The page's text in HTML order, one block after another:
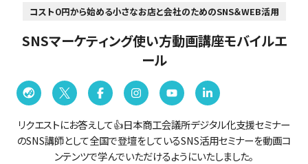
コスト０円から始める小さなお店と会社のためのSNS＆WEB活用
SNSマーケティング使い方動画講座モバイルエ
ール
リクエストにお答えして👍日本商工会議所デジタル化支援セミナー
のSNS講師として全国で登壇をしているSNS活用セミナーを動画コ
ンテンツで学んでいただけるようにいたしました。